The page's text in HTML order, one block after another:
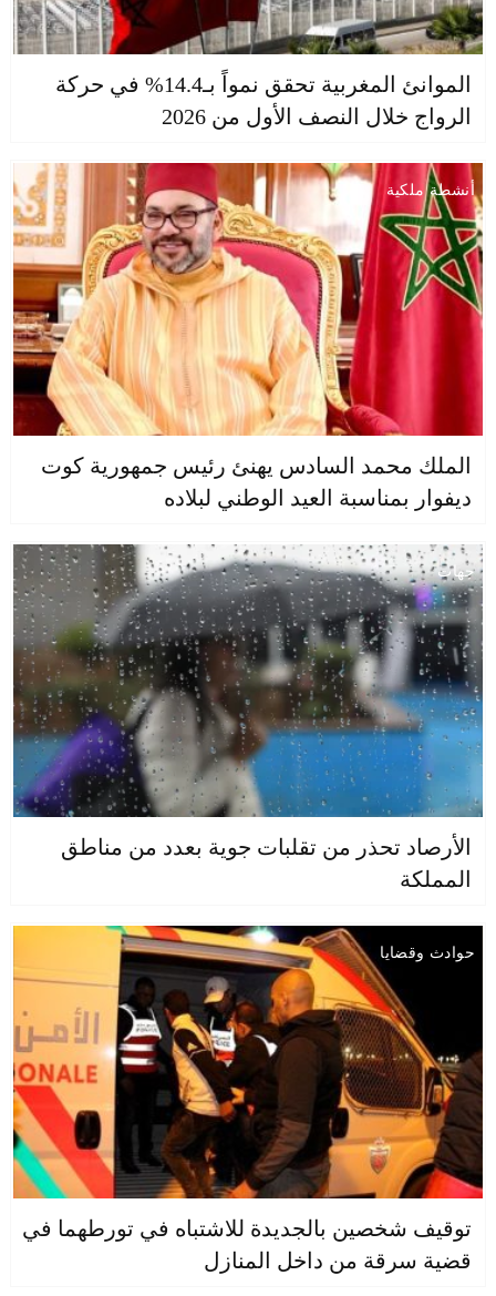
الموانئ المغربية تحقق نمواً بـ14.4% في حركة
الرواج خلال النصف الأول من 2026
أنشطة ملكية
الملك محمد السادس يهنئ رئيس جمهورية كوت
ديفوار بمناسبة العيد الوطني لبلاده
جهات
الأرصاد تحذر من تقلبات جوية بعدد من مناطق
المملكة
حوادث وقضايا
توقيف شخصين بالجديدة للاشتباه في تورطهما في
قضية سرقة من داخل المنازل